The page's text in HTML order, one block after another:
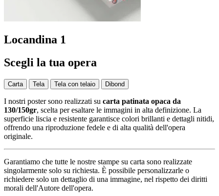
Locandina 1
Scegli la tua opera
Carta Tela Tela con telaio Dibond
I nostri poster sono realizzati su carta patinata opaca da
130/150gr, scelta per esaltare le immagini in alta definizione. La
superficie liscia e resistente garantisce colori brillanti e dettagli nitidi,
offrendo una riproduzione fedele e di alta qualità dell'opera
originale.
Garantiamo che tutte le nostre stampe su carta sono realizzate
singolarmente solo su richiesta. È possibile personalizzarle o
richiedere solo un dettaglio di una immagine, nel rispetto dei diritti
morali dell'Autore dell'opera.